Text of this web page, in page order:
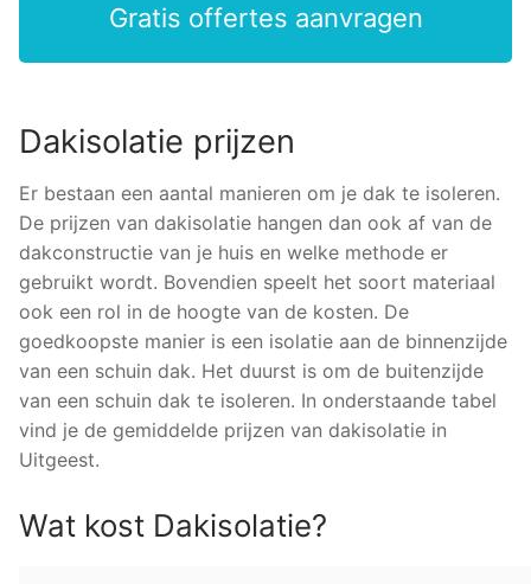
Gratis offertes aanvragen
Dakisolatie prijzen
Er bestaan een aantal manieren om je dak te isoleren.
De prijzen van dakisolatie hangen dan ook af van de
dakconstructie van je huis en welke methode er
gebruikt wordt. Bovendien speelt het soort materiaal
ook een rol in de hoogte van de kosten. De
goedkoopste manier is een isolatie aan de binnenzijde
van een schuin dak. Het duurst is om de buitenzijde
van een schuin dak te isoleren. In onderstaande tabel
vind je de gemiddelde prijzen van dakisolatie in
Uitgeest.
Wat kost Dakisolatie?